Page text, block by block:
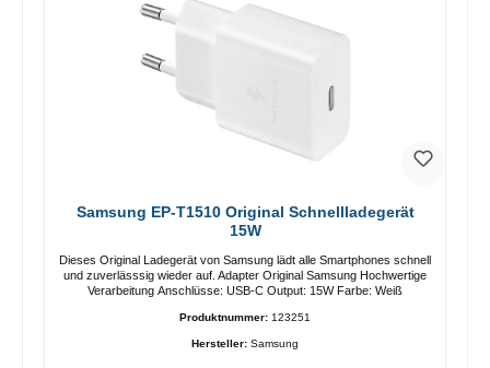
Samsung EP-T1510 Original Schnellladegerät
15W
Dieses Original Ladegerät von Samsung lädt alle Smartphones schnell
und zuverlässsig wieder auf. Adapter Original Samsung Hochwertige
Verarbeitung Anschlüsse: USB-C Output: 15W Farbe: Weiß
Produktnummer: 123251
Hersteller: Samsung